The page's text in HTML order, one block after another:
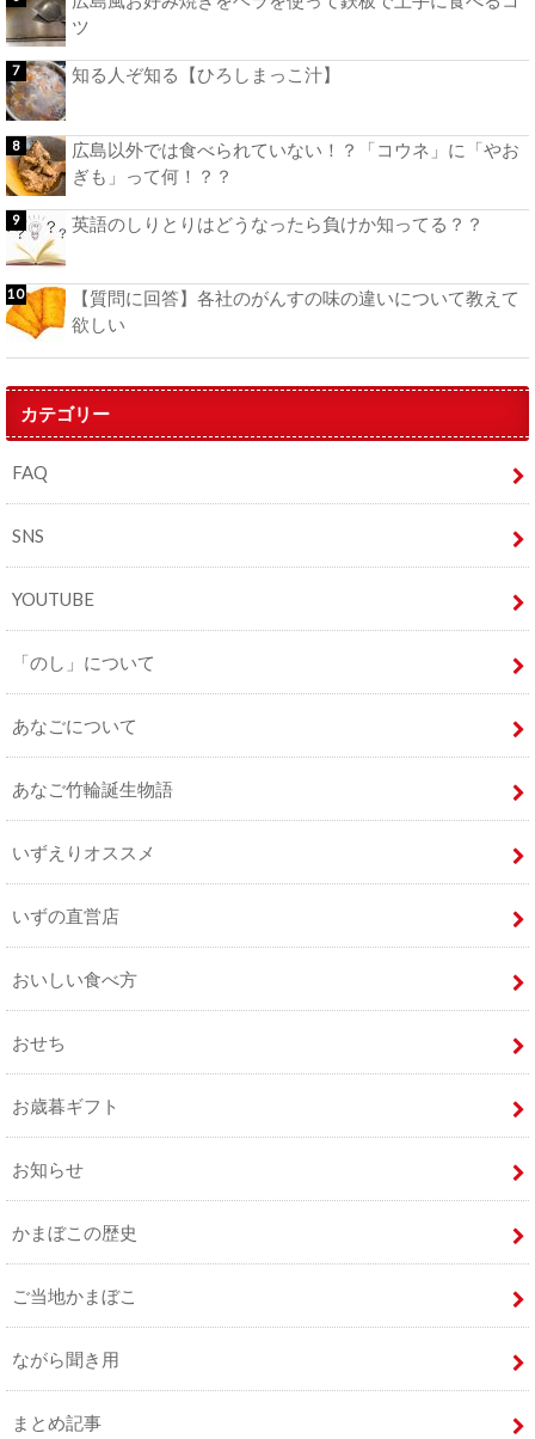
ツ
知る人ぞ知る【ひろしまっこ汁】
広島以外では食べられていない！？「コウネ」に「やお
ぎも」って何！？？
英語のしりとりはどうなったら負けか知ってる？？
【質問に回答】各社のがんすの味の違いについて教えて
欲しい
カテゴリー
FAQ
SNS
YOUTUBE
「のし」について
あなごについて
あなご竹輪誕生物語
いずえりオススメ
いずの直営店
おいしい食べ方
おせち
お歳暮ギフト
お知らせ
かまぼこの歴史
ご当地かまぼこ
ながら聞き用
まとめ記事